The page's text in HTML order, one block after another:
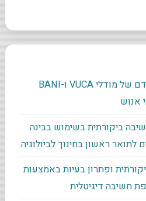
ניהול בעולם כאוטי: תפקידם של מודלי VUCA ו-BANI
אנוש
ביקורתית בשימוש בבינה
ראשון בחינוך לביולוגיה
ופתרון בעיות באמצעות